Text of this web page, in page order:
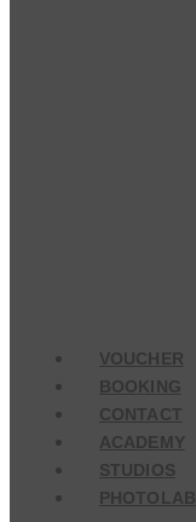
VOUCHER
BOOKING
CONTACT
ACADEMY
STUDIOS
PHOTOLAB